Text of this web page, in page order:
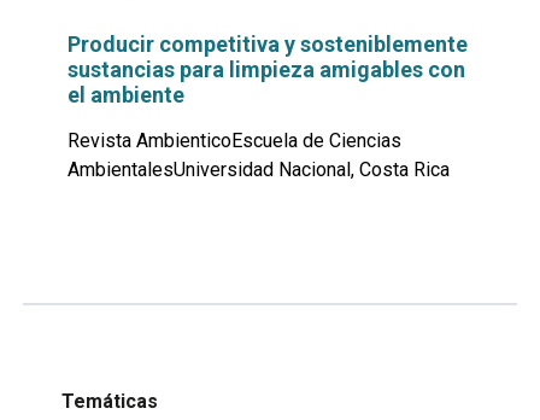
Producir competitiva y sosteniblemente
sustancias para limpieza amigables con
el ambiente
Revista AmbienticoEscuela de Ciencias
AmbientalesUniversidad Nacional, Costa Rica
Temáticas